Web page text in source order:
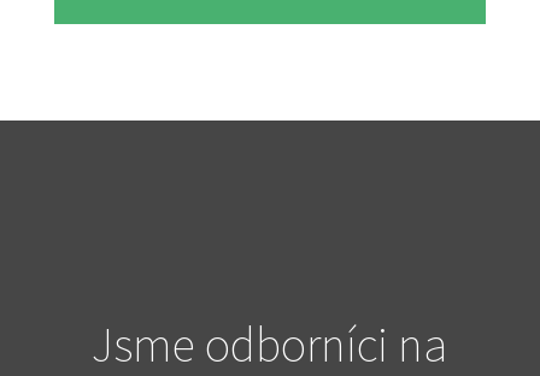
Jsme odborníci na